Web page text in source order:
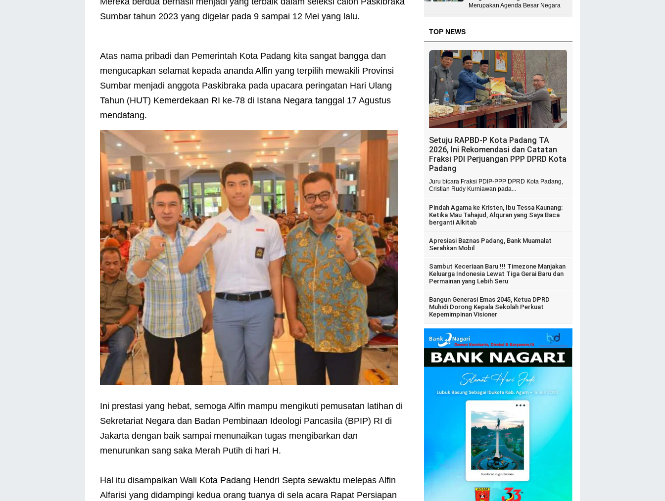
Sumbar tahun 2023 yang digelar pada 9 sampai 12 Mei yang lalu.
Atas nama pribadi dan Pemerintah Kota Padang kita sangat bangga dan
mengucapkan selamat kepada ananda Alfin yang terpilih mewakili Provinsi
Sumbar menjadi anggota Paskibraka pada upacara peringatan Hari Ulang
Tahun (HUT) Kemerdekaan RI ke-78 di Istana Negara tanggal 17 Agustus
mendatang.
Ini prestasi yang hebat, semoga Alfin mampu mengikuti pemusatan latihan di
Sekretariat Negara dan Badan Pembinaan Ideologi Pancasila (BPIP) RI di
Jakarta dengan baik sampai menunaikan tugas mengibarkan dan
menurunkan sang saka Merah Putih di hari H.
Hal itu disampaikan Wali Kota Padang Hendri Septa sewaktu melepas Alfin
Alfarisi yang didampingi kedua orang tuanya di sela acara Rapat Persiapan
Merupakan Agenda Besar Negara
TOP NEWS
Setuju RAPBD-P Kota Padang TA
2026, Ini Rekomendasi dan Catatan
Fraksi PDI Perjuangan PPP DPRD Kota
Padang
Juru bicara Fraksi PDIP-PPP DPRD Kota Padang,
Cristian Rudy Kurniawan pada...
Pindah Agama ke Kristen, Ibu Tessa Kaunang:
Ketika Mau Tahajud, Alquran yang Saya Baca
berganti Alkitab
Apresiasi Baznas Padang, Bank Muamalat
Serahkan Mobil
Sambut Keceriaan Baru !!! Timezone Manjakan
Keluarga Indonesia Lewat Tiga Gerai Baru dan
Permainan yang Lebih Seru
Bangun Generasi Emas 2045, Ketua DPRD
Muhidi Dorong Kepala Sekolah Perkuat
Kepemimpinan Visioner